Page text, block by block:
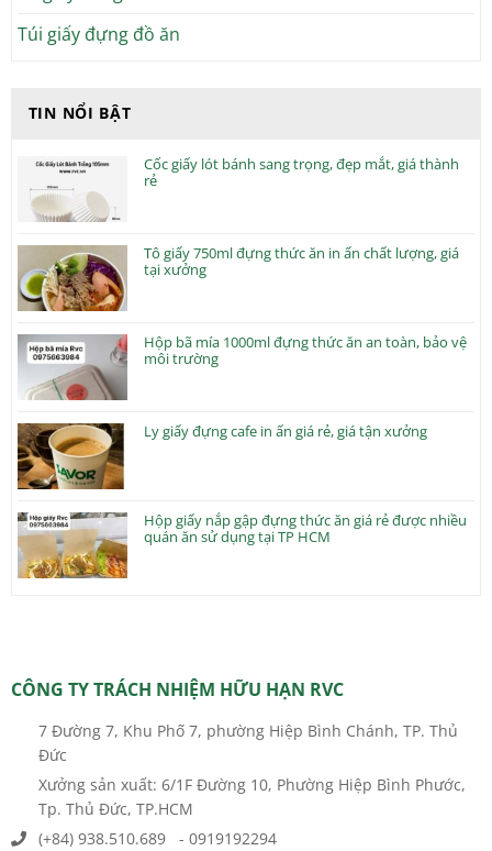
Túi giấy đựng đồ ăn
TIN NỔI BẬT
Cốc giấy lót bánh sang trọng, đẹp mắt, giá thành
rẻ
Tô giấy 750ml đựng thức ăn in ấn chất lượng, giá
tại xưởng
Hộp bã mía 1000ml đựng thức ăn an toàn, bảo vệ
môi trường
Ly giấy đựng cafe in ấn giá rẻ, giá tận xưởng
Hộp giấy nắp gập đựng thức ăn giá rẻ được nhiều
quán ăn sử dụng tại TP HCM
CÔNG TY TRÁCH NHIỆM HỮU HẠN RVC
7 Đường 7, Khu Phố 7, phường Hiệp Bình Chánh, TP. Thủ
Đức
Xưởng sản xuất: 6/1F Đường 10, Phường Hiệp Bình Phước,
Tp. Thủ Đức, TP.HCM
(+84) 938.510.689 - 0919192294